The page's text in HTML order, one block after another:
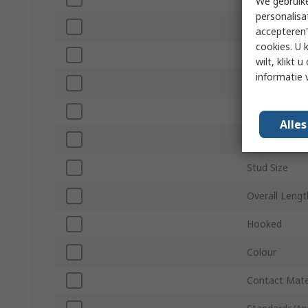
Width
Minimum
Minimum
Maximum
Maximum
Stud Size
Overall
Hooked
Colour
Contact
cookies. U
wilt, klikt u
informatie